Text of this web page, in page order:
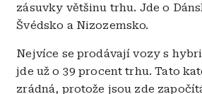
zásuvky většinu trhu. Jde o
Švédsko a Nizozemsko.
Nejvíce se prodávají vozy s
jde už o 39 procent trhu. Tato
zrádná, protože jsou zde